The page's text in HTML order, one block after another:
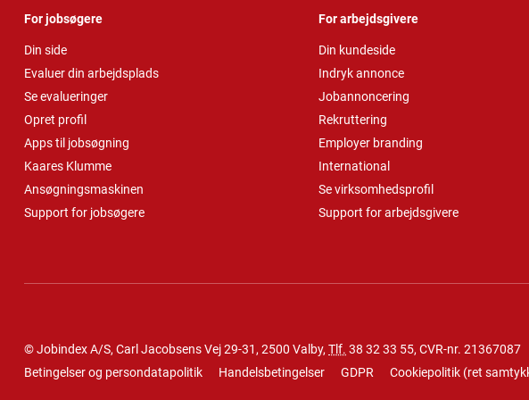
For jobsøgere
Din side
Evaluer din arbejdsplads
Se evalueringer
Opret profil
Apps til jobsøgning
Kaares Klumme
Ansøgningsmaskinen
Support for jobsøgere
For arbejdsgivere
Din kundeside
Indryk annonce
Jobannoncering
Rekruttering
Employer branding
International
Se virksomhedsprofil
Support for arbejdsgivere
© Jobindex A/S, Carl Jacobsens Vej 29-31, 2500 Valby, Tlf. 38 32 33 55, CVR-nr. 21367087
Betingelser og persondatapolitik
Handelsbetingelser GDPR Cookiepolitik (ret